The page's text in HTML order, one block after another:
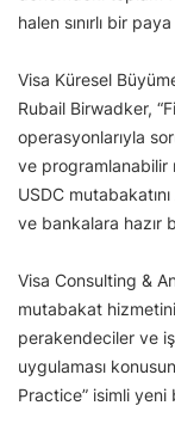
halen sınırlı bir
Visa Küresel
Rubail Birwadker,
operasyonlarıyla
ve programlanabilir
USDC
ve bankalara hazır
Visa Consulting &
mutabakat
perakendeciler ve
uygulaması
Practice” isimli yeni